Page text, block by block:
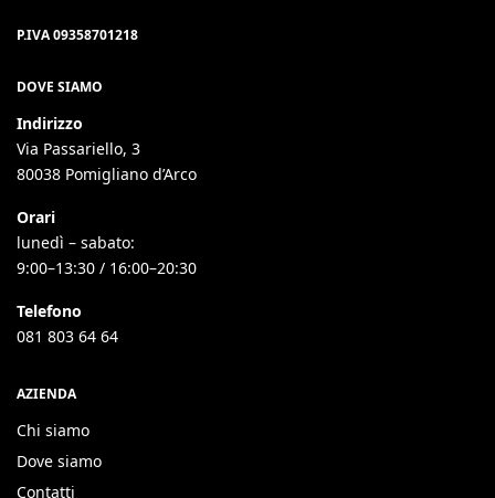
P.IVA 09358701218
DOVE SIAMO
Indirizzo
Via Passariello, 3
80038 Pomigliano d’Arco
Orari
lunedì – sabato:
9:00–13:30 / 16:00–20:30
Telefono
081 803 64 64
AZIENDA
Chi siamo
Dove siamo
Contatti